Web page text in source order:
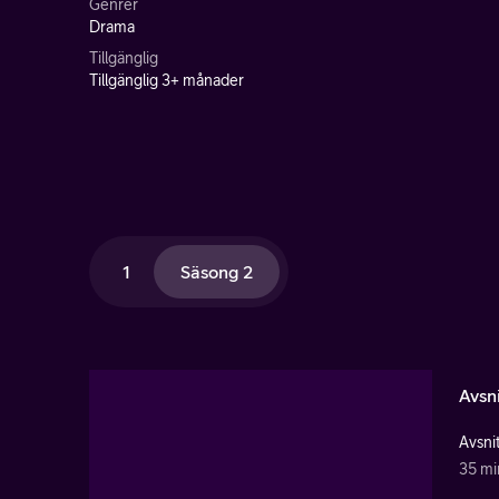
Genrer
Drama
Tillgänglig
Tillgänglig 3+ månader
1 Säsong 2
35